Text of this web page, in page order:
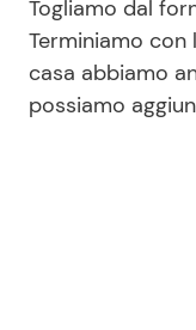
Togliamo dal
Terminiamo con
casa abbiamo
possiamo